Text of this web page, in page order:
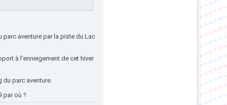
aventure par la piste du Lac
à l'enneigement de cet hiver
du parc aventure.
par où ?